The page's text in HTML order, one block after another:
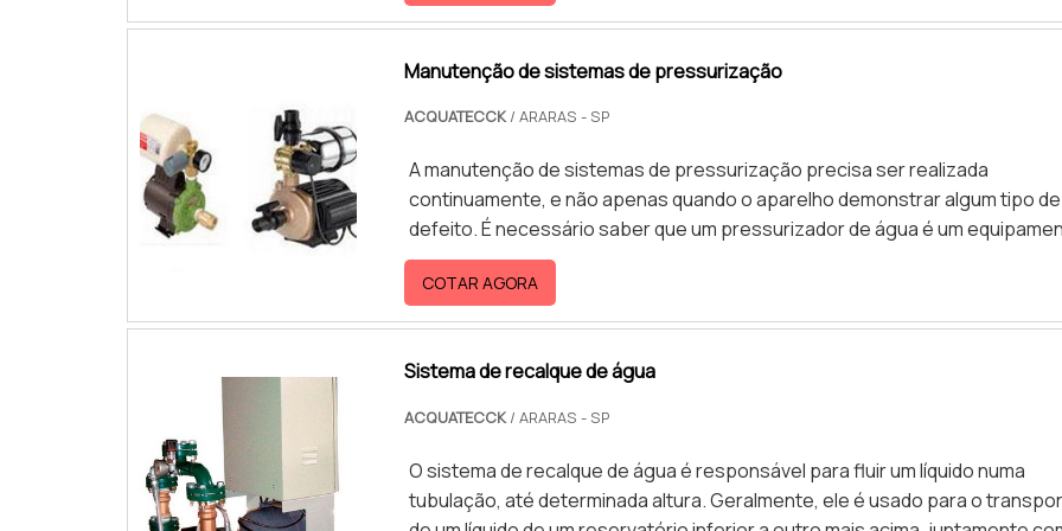
confeccionado com materiais de ótima procedência e uma tecnologia de
Manutenção de sistemas de pressurização
ACQUATECCK/ ARARAS - SP
A manutenção de sistemas de pressurização precisa ser realizada
continuamente, e não apenas quando o aparelho demonstrar algum tipo de
defeito. É necessário saber que um pressurizador de água é um
utilizado, normalmente, para o aumento da pressão e vazão, fazendo com
por exemplo, chuveiros e torneiras, tenham um fluxo de água constante sem
gotejamentos. Quando o serviço é realizado em pressurizadores de
COTAR AGORA
Sistema de recalque de água
ACQUATECCK/ ARARAS - SP
O sistema de recalque de água é responsável para fluir um líquido numa
tubulação, até determinada altura. Geralmente, ele é usado para o